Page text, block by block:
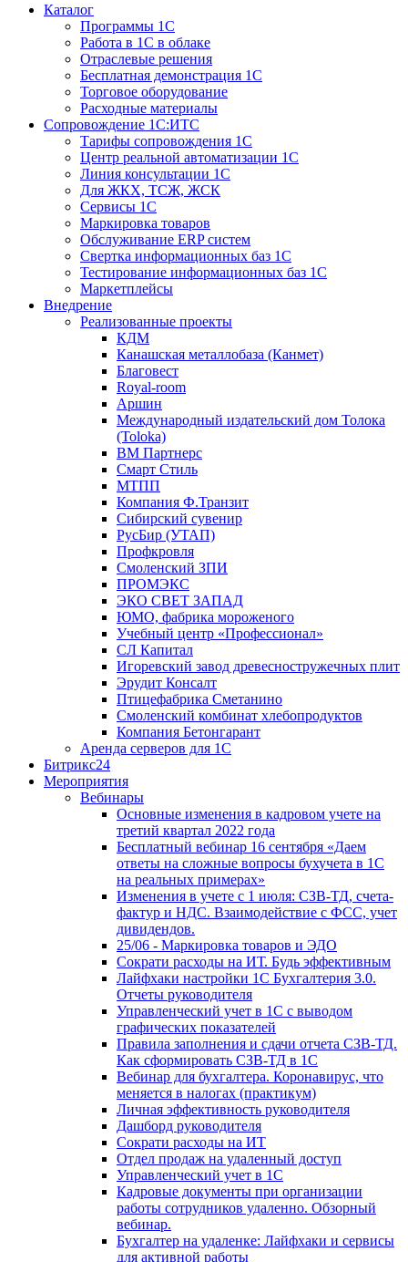
Каталог
Программы 1С
Работа в 1С в облаке
Отраслевые решения
Бесплатная демонстрация 1С
Торговое оборудование
Расходные материалы
Сопровождение 1С:ИТС
Тарифы сопровождения 1С
Центр реальной автоматизации 1С
Линия консультации 1С
Для ЖКХ, ТСЖ, ЖСК
Сервисы 1С
Маркировка товаров
Обслуживание ERP систем
Свертка информационных баз 1С
Тестирование информационных баз 1С
Маркетплейсы
Внедрение
Реализованные проекты
КДМ
Канашская металлобаза (Канмет)
Благовест
Royal-room
Аршин
Международный издательский дом Толока
(Toloka)
ВМ Партнерс
Смарт Стиль
МТПП
Компания Ф.Транзит
Сибирский сувенир
РусБир (УТАП)
Профкровля
Смоленский ЗПИ
ПРОМЭКС
ЭКО СВЕТ ЗАПАД
ЮМО, фабрика мороженого
Учебный центр «Профессионал»
СЛ Капитал
Игоревский завод древесностружечных плит
Эрудит Консалт
Птицефабрика Сметанино
Смоленский комбинат хлебопродуктов
Компания Бетонгарант
Аренда серверов для 1С
Битрикс24
Мероприятия
Вебинары
Основные изменения в кадровом учете на
третий квартал 2022 года
Бесплатный вебинар 16 сентября «Даем
ответы на сложные вопросы бухучета в 1С
на реальных примерах»
Изменения в учете с 1 июля: СЗВ-ТД, счета-
фактур и НДС. Взаимодействие с ФСС, учет
дивидендов.
25/06 - Маркировка товаров и ЭДО
Сократи расходы на ИТ. Будь эффективным
Лайфхаки настройки 1С Бухгалтерия 3.0.
Отчеты руководителя
Управленческий учет в 1С с выводом
графических показателей
Правила заполнения и сдачи отчета СЗВ-ТД.
Как сформировать СЗВ-ТД в 1С
Вебинар для бухгалтера. Коронавирус, что
меняется в налогах (практикум)
Личная эффективность руководителя
Дашборд руководителя
Сократи расходы на ИТ
Отдел продаж на удаленный доступ
Управленческий учет в 1С
Кадровые документы при организации
работы сотрудников удаленно. Обзорный
вебинар.
Бухгалтер на удаленке: Лайфхаки и сервисы
для активной работы